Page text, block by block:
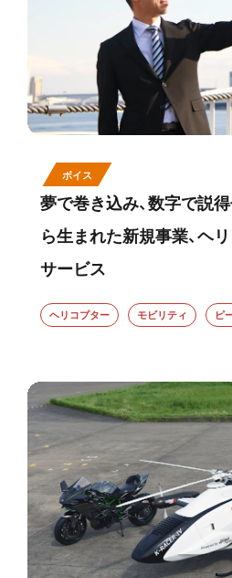
ボイス
夢で巻き込み、数字で説
ら生まれた新規事業、ヘ
サービス
ヘリコプター モビリティ ピ